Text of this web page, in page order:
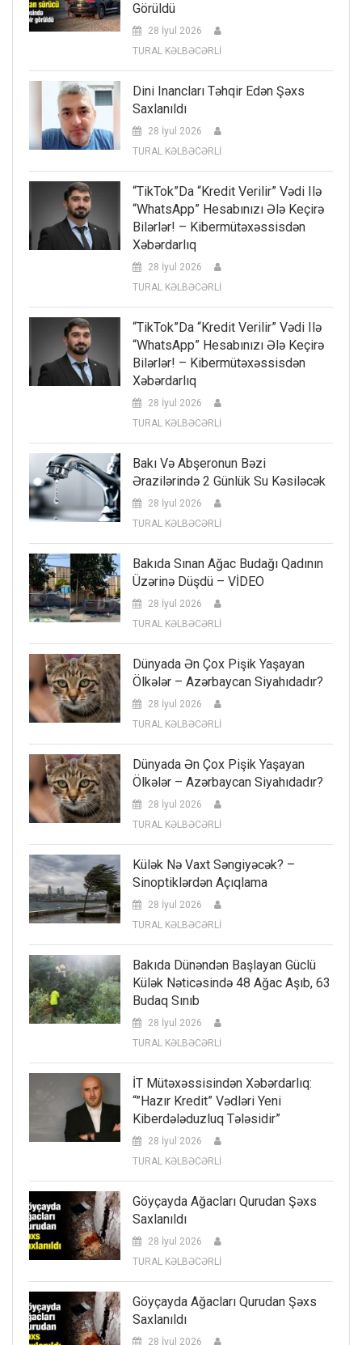
Görüldü
28 İyul 2026
TURAL KƏLBƏCƏRLİ
Dini Inancları Təhqir Edən Şəxs
Saxlanıldı
28 İyul 2026
TURAL KƏLBƏCƏRLİ
“TikTok”da “kredit Verilir” Vədi Ilə
“WhatsApp” Hesabınızı Ələ Keçirə
Bilərlər! – Kibermütəxəssisdən
Xəbərdarlıq
28 İyul 2026
TURAL KƏLBƏCƏRLİ
“TikTok”da “kredit Verilir” Vədi Ilə
“WhatsApp” Hesabınızı Ələ Keçirə
Bilərlər! – Kibermütəxəssisdən
Xəbərdarlıq
28 İyul 2026
TURAL KƏLBƏCƏRLİ
Bakı Və Abşeronun Bəzi
Ərazilərində 2 Günlük Su Kəsiləcək
28 İyul 2026
TURAL KƏLBƏCƏRLİ
Bakıda Sınan Ağac Budağı Qadının
Üzərinə Düşdü – VİDEO
28 İyul 2026
TURAL KƏLBƏCƏRLİ
Dünyada Ən Çox Pişik Yaşayan
Ölkələr – Azərbaycan Siyahıdadır?
28 İyul 2026
TURAL KƏLBƏCƏRLİ
Dünyada Ən Çox Pişik Yaşayan
Ölkələr – Azərbaycan Siyahıdadır?
28 İyul 2026
TURAL KƏLBƏCƏRLİ
Külək Nə Vaxt Səngiyəcək? –
Sinoptiklərdən Açıqlama
28 İyul 2026
TURAL KƏLBƏCƏRLİ
Bakıda Dünəndən Başlayan Güclü
Külək Nəticəsində 48 Ağac Aşıb, 63
Budaq Sınıb
28 İyul 2026
TURAL KƏLBƏCƏRLİ
İT Mütəxəssisindən Xəbərdarlıq:
“”Hazır Kredit” Vədləri Yeni
Kiberdələduzluq Tələsidir”
28 İyul 2026
TURAL KƏLBƏCƏRLİ
Göyçayda Ağacları Qurudan Şəxs
Saxlanıldı
28 İyul 2026
TURAL KƏLBƏCƏRLİ
Göyçayda Ağacları Qurudan Şəxs
Saxlanıldı
28 İyul 2026